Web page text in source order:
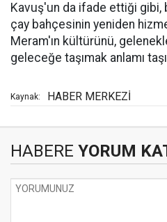
Kavuş'un da ifade ettiği gibi,
çay bahçesinin yeniden
Meram'ın kültürünü,
geleceğe taşımak anlamı
Kaynak: HABER MERKEZİ
HABERE YORUM